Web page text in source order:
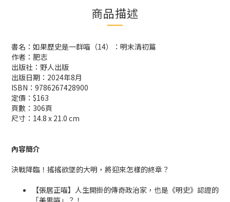
商品描述
書名：如果歷史是一群喵（14）：明末清初篇
作者：肥志
出版社：野人出版
出版日期：2024年8月
ISBN：9786267428900
定價：$163
頁數：306頁
尺寸：14.8 x 21.0 cm
內容簡介
決戰降臨！搖搖欲墜的大明，將迎來怎樣的終章？
【張居正喵】人生開掛的傳奇政治家，也是《明史》認證的
「美男喵」？！